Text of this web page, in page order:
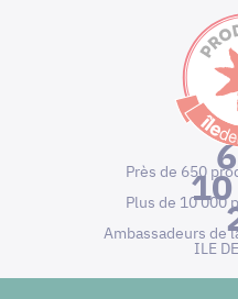
Près de 650
Plus de 10 000
Ambassadeurs de
ILE